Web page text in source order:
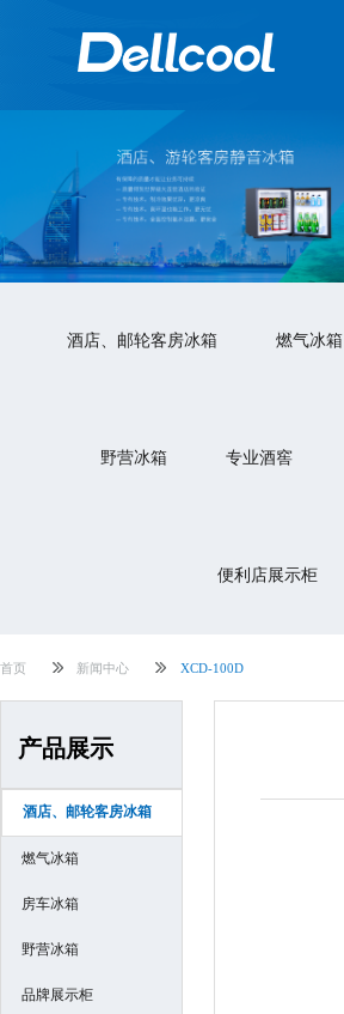
酒店、邮轮客房冰箱 燃气冰箱
野营冰箱 专业酒窖
便利店展示柜
首页 新闻中心 XCD-100D
产品展示
酒店、邮轮客房冰箱
燃气冰箱
房车冰箱
野营冰箱
品牌展示柜